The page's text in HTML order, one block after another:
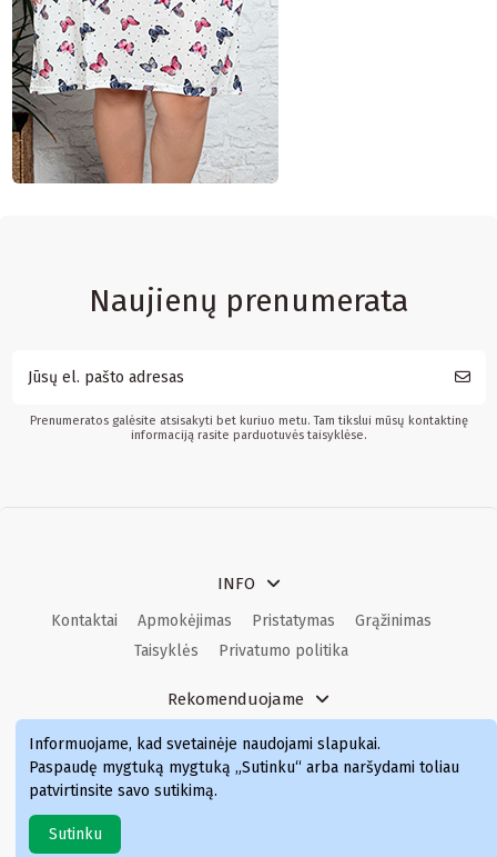
Naujienų prenumerata
Prenumeratos galėsite atsisakyti bet kuriuo metu. Tam tikslui mūsų kontaktinę
informaciją rasite parduotuvės taisyklėse.
INFO
Kontaktai Apmokėjimas Pristatymas
Grąžinimas
Taisyklės
Privatumo politika
Rekomenduojame
Kvepalai Kvepalai moterims
Kvepalai vyrams
Kvepalai moterims
Kvepalai
Informuojame, kad svetainėje naudojami slapukai.
Paspaudę mygtuką mygtuką „Sutinku“ arba naršydami toliau
patvirtinsite savo sutikimą.
Sutinku